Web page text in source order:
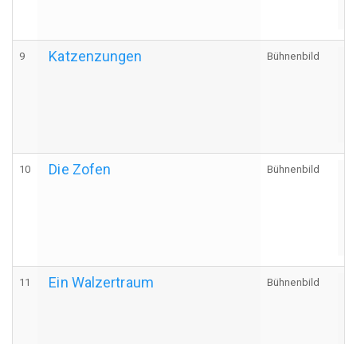
9 Katzenzungen Bühnenbild
10 Die Zofen Bühnenbild
11 Ein Walzertraum Bühnenbild